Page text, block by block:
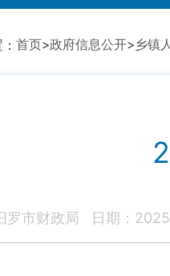
首页>政府信息公开>乡镇
罗市财政局 日期：